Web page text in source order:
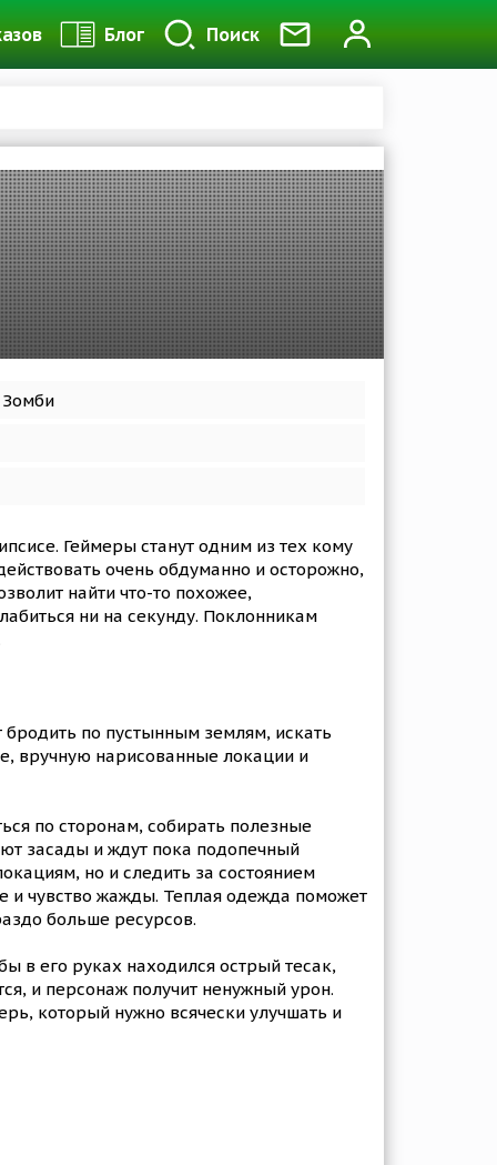
Блог Поиск
Геймеры станут одним из тех кому
очень обдуманно и осторожно,
найти что-то похожее,
ни на секунду. Поклонникам
по пустынным землям, искать
вручную нарисованные локации и
по сторонам, собирать полезные
засады и ждут пока подопечный
но и следить за состоянием
и чувство жажды. Теплая одежда поможет
больше ресурсов.
в его руках находился острый тесак,
и персонаж получит ненужный урон.
который нужно всячески улучшать и